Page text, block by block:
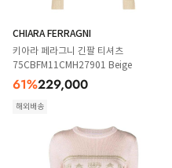
CHIARA FERRAGNI
키아라 페라그니 긴팔 티셔츠
75CBFM11CMH27901 Beige
61%229,000
해외배송